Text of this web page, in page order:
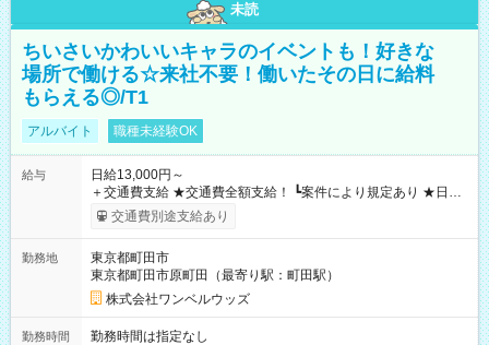
未読
ちいさいかわいいキャラのイベントも！好きな
場所で働ける☆来社不要！働いたその日に給料
もらえる◎/T1
アルバイト 職種未経験OK
給与
日給13,000円～
＋交通費支給 ★交通費全額支給！ ┗案件により規定あり ★日払
いOK！（規定あり） ┗働いたその日に現金GET♪ お仕事後はコ
ンビニATMから 日払い分を引き落とせます！ 【試用期間】試
交通費別途支給あり
勤務地
東京都町田市
東京都町田市原町田（最寄り駅：町田駅）
株式会社ワンベルウッズ
勤務時間
勤務時間は指定なし